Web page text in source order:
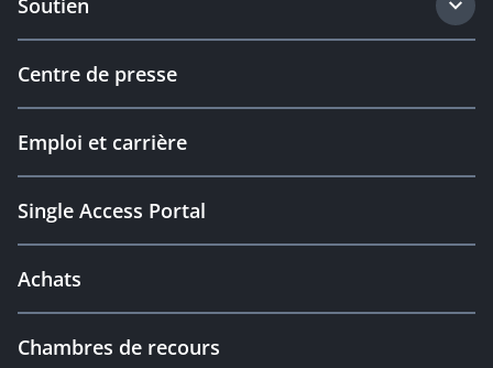
Soutien
Centre de presse
Emploi et carrière
Single Access Portal
Achats
Chambres de recours